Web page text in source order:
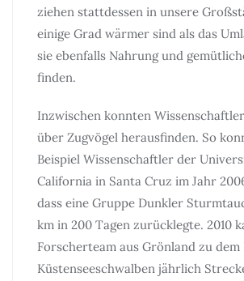
ziehen stattdessen in unsere
einige Grad wärmer sind als das
sie ebenfalls Nahrung und
finden.
Inzwischen konnten
über Zugvögel herausfinden. So
Beispiel Wissenschaftler der
California in Santa Cruz im Jahr
dass eine Gruppe Dunkler
km in 200 Tagen zurücklegte. 2010
Forscherteam aus Grönland zu dem
Küstenseeschwalben jährlich